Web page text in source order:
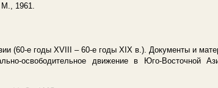
М., 1961.
(60-е годы XVIII – 60-е годы XIX в.). Документы и
освободительное движение в Юго-Восточной